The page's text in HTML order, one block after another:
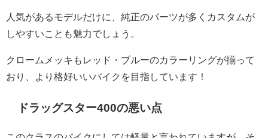
人気があるモデルだけに、純正のパーツが多くカスタムが
しやすいことも魅力でしょう。
クロームメッキもレッド・ブルーのカラーリングが揃って
おり、より格好いいバイクを目指しています！
ドラッグスター400の悪い点